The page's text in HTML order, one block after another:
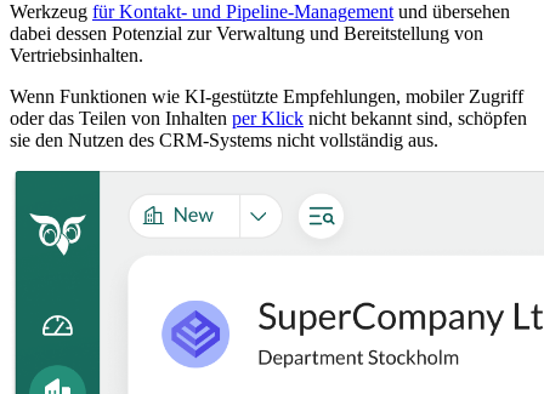
Werkzeug für Kontakt- und Pipeline-Management und übersehen
dabei dessen Potenzial zur Verwaltung und Bereitstellung von
Vertriebsinhalten.
Wenn Funktionen wie KI-gestützte Empfehlungen, mobiler Zugriff
oder das Teilen von Inhalten per Klick nicht bekannt sind, schöpfen
sie den Nutzen des CRM-Systems nicht vollständig aus.